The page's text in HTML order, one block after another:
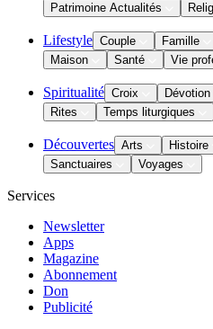
Patrimoine Actualités
Lifestyle Couple Famille
Maison
Santé Vie
Spiritualité Croix Dévotion
Rites
Temps liturgiques
Découvertes Arts Histoire
Sanctuaires
Voyages
Services
Newsletter
Apps
Magazine
Abonnement
Don
Publicité